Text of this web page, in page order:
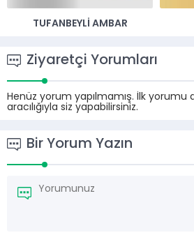
TUFANBEYLI AMBAR
Ziyaretçi Yorumları
Henüz yorum yapılmamış. İlk yorumu
aracılığıyla siz yapabilirsiniz.
Bir Yorum Yazın